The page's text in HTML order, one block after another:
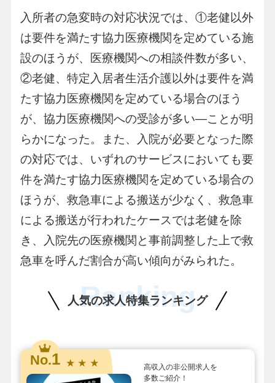
入所者の急変時の対応状況では、①老健以外
は要件を満たす協力医療機関を定めている施
設のほうが、医療機関への相談件数が多い、
②老健、特定入居者生活介護以外は要件を満
たす協力医療機関を定めている場合のほう
が、協力医療機関への受診が多い―ことが明
らかになった。また、入院が必要となった際
の対応では、いずれのサービスにおいても要
件を満たす協力医療機関を定めている場合の
ほうが、救急車による搬送が少なく、救急車
による搬送が行われたケースでは老健を除
き、入院先の医療機関と事前調整した上で救
急車を呼んだ割合が高い傾向がみられた。
人気の求人特集ランキング
Ranking
No.1 ★ ★ ★
高収入の非公開求人を
多数ご紹介！